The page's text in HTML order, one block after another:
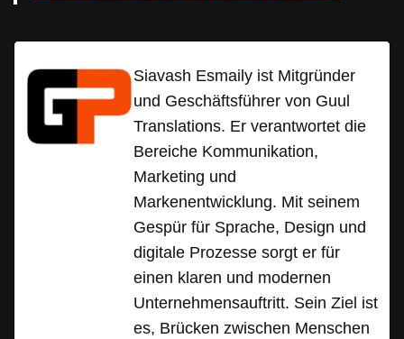
Siavash Esmaily ist Mitgründer
und Geschäftsführer von Guul
Translations. Er verantwortet die
Bereiche Kommunikation,
Marketing und
Markenentwicklung. Mit seinem
Gespür für Sprache, Design und
digitale Prozesse sorgt er für
einen klaren und modernen
Unternehmensauftritt. Sein Ziel ist
es, Brücken zwischen Menschen